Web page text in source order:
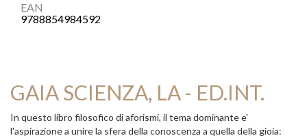
EAN
9788854984592
GAIA SCIENZA, LA - ED.INT.
In questo libro filosofico di aforismi, il tema dominante e'
l'aspirazione a unire la sfera della conoscenza a quella della gioia: